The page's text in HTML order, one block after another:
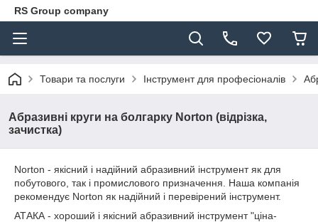
RS Group company
Товари та послуги Інструмент для професіоналів
Абразивні круги на болгарку Norton (відрізка,
зачистка)
Norton - якісний і надійний абразивний інструмент як для
побутового, так і промислового призначення. Наша компанія
рекомендує Norton як надійний і перевірений інструмент.
АТАКА - хороший і якісний абразивний інструмент "ціна-